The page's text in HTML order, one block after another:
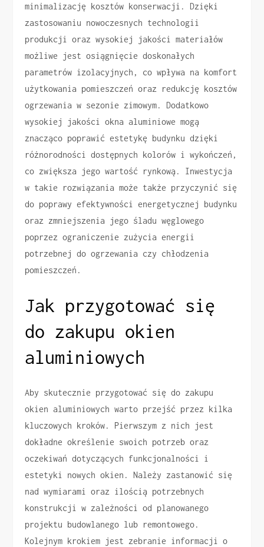
minimalizację kosztów konserwacji. Dzięki
zastosowaniu nowoczesnych technologii
produkcji oraz wysokiej jakości materiałów
możliwe jest osiągnięcie doskonałych
parametrów izolacyjnych, co wpływa na komfort
użytkowania pomieszczeń oraz redukcję kosztów
ogrzewania w sezonie zimowym. Dodatkowo
wysokiej jakości okna aluminiowe mogą
znacząco poprawić estetykę budynku dzięki
różnorodności dostępnych kolorów i wykończeń,
co zwiększa jego wartość rynkową. Inwestycja
w takie rozwiązania może także przyczynić się
do poprawy efektywności energetycznej budynku
oraz zmniejszenia jego śladu węglowego
poprzez ograniczenie zużycia energii
potrzebnej do ogrzewania czy chłodzenia
pomieszczeń.
Jak przygotować się
do zakupu okien
aluminiowych
Aby skutecznie przygotować się do zakupu
okien aluminiowych warto przejść przez kilka
kluczowych kroków. Pierwszym z nich jest
dokładne określenie swoich potrzeb oraz
oczekiwań dotyczących funkcjonalności i
estetyki nowych okien. Należy zastanowić się
nad wymiarami oraz ilością potrzebnych
konstrukcji w zależności od planowanego
projektu budowlanego lub remontowego.
Kolejnym krokiem jest zebranie informacji o